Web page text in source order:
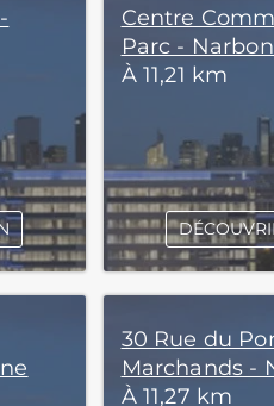
Centre
Parc -
À 11,21 km
30 Rue du
Marchands -
À 11,27 km